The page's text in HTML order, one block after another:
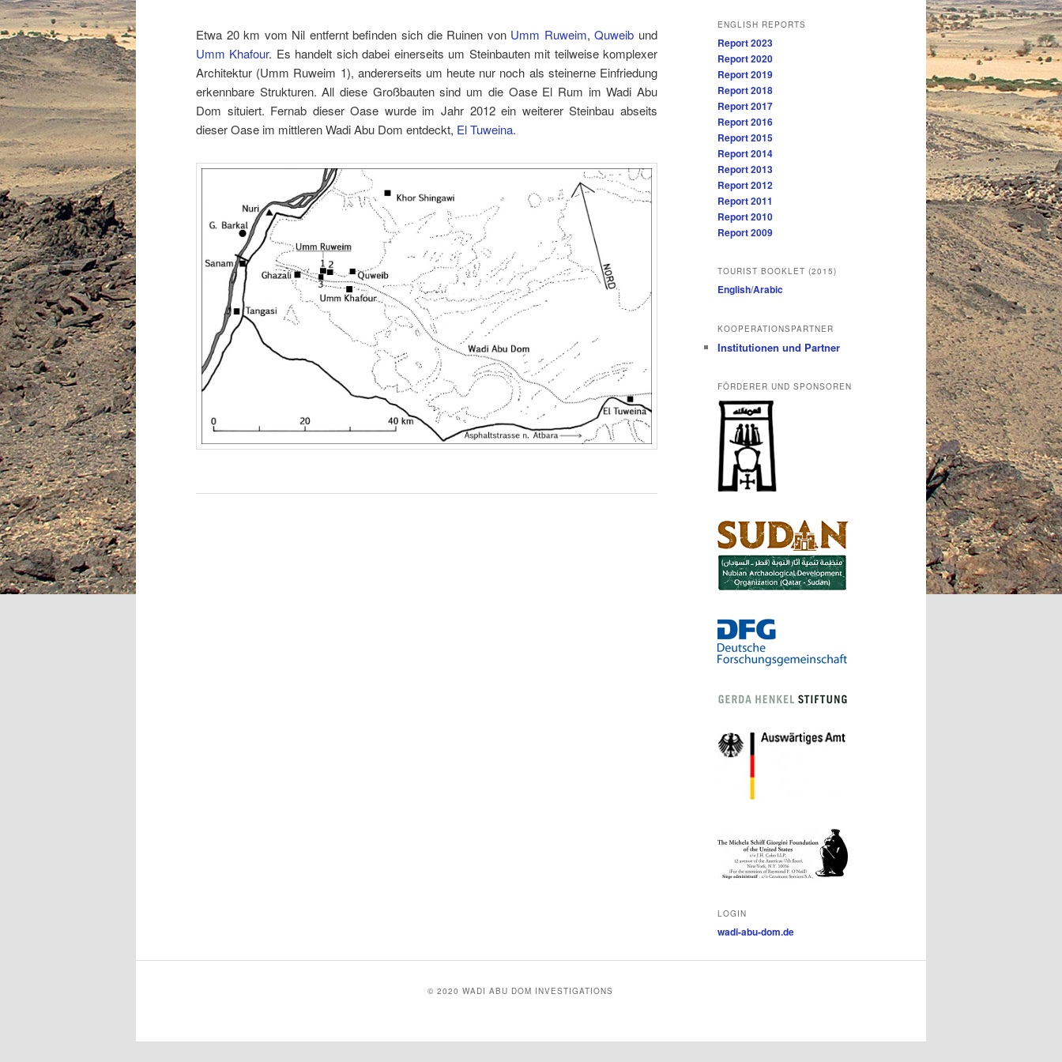
Etwa 20 km vom Nil entfernt befinden sich die Ruinen von Umm Ruweim,Quweib und
Umm Khafour. Es handelt sich dabei einerseits um Steinbauten mit teilweise komplexer
Architektur (Umm Ruweim 1), andererseits um heute nur noch als steinerne Einfriedung
erkennbare Strukturen. All diese Großbauten sind um die Oase El Rum im Wadi Abu
Dom situiert. Fernab dieser Oase wurde im Jahr 2012 ein weiterer Steinbau abseits
dieser Oase im mittleren Wadi Abu Dom entdeckt, El Tuweina.
ENGLISH REPORTS
Report 2023
Report 2020
Report 2019
Report 2018
Report 2017
Report 2016
Report 2015
Report 2014
Report 2013
Report 2012
Report 2011
Report 2010
Report 2009
TOURIST BOOKLET (2015)
English/Arabic
KOOPERATIONSPARTNER
Institutionen und Partner
FÖRDERER UND SPONSOREN
LOGIN
wadi-abu-dom.de
© 2020 WADI ABU DOM INVESTIGATIONS